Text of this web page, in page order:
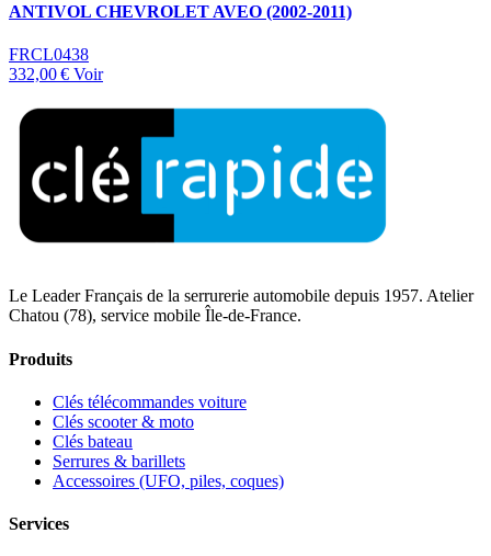
ANTIVOL CHEVROLET AVEO (2002-2011)
FRCL0438
332,00 € Voir
Le Leader Français de la serrurerie automobile depuis 1957. Atelier
Chatou (78), service mobile Île-de-France.
Produits
Clés télécommandes voiture
Clés scooter & moto
Clés bateau
Serrures & barillets
Accessoires (UFO, piles, coques)
Services